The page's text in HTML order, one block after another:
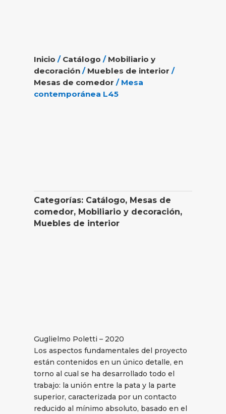
Inicio / Catálogo / Mobiliario y
decoración / Muebles de interior /
Mesas de comedor / Mesa
contemporánea L45
Categorías: Catálogo, Mesas de
comedor, Mobiliario y decoración,
Muebles de interior
Guglielmo Poletti – 2020
Los aspectos fundamentales del proyecto
están contenidos en un único detalle, en
torno al cual se ha desarrollado todo el
trabajo: la unión entre la pata y la parte
superior, caracterizada por un contacto
reducido al mínimo absoluto, basado en el